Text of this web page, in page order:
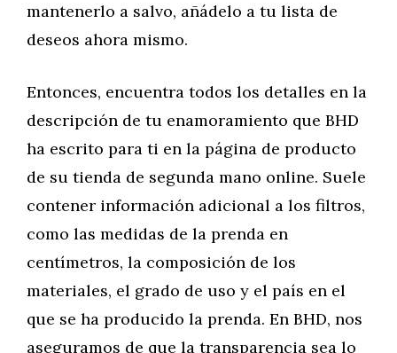
mantenerlo a salvo, añádelo a tu lista de
deseos ahora mismo.
Entonces, encuentra todos los detalles en la
descripción de tu enamoramiento que BHD
ha escrito para ti en la página de producto
de su tienda de segunda mano online. Suele
contener información adicional a los filtros,
como las medidas de la prenda en
centímetros, la composición de los
materiales, el grado de uso y el país en el
que se ha producido la prenda. En BHD, nos
aseguramos de que la transparencia sea lo